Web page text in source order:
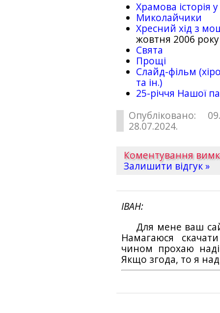
Храмова історія
Миколайчики
Хресний хід з
жовтня 2006 року
Свята
Прощі
Слайд-фільм
та ін.)
25-рiччя Нашої
Опубліковано:
28.07.2024.
Коментування
Залишити відгук »
ІВАН
Для мене ваш
Намагаюся
чином прохаю
Якщо згода, то я